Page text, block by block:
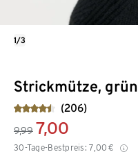
Strickmütze, grün
(206)
9,99 7,00
30-Tage-Bestpreis: 7,00 €
1/3